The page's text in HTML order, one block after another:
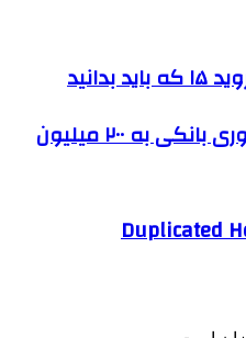
سقف تراکنش غیر حضوری بانکی به ۲۰۰ میلیون
Duplicated